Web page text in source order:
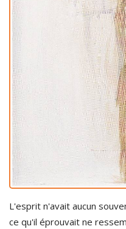
L'esprit n'avait aucun
ce qu'il éprouvait ne